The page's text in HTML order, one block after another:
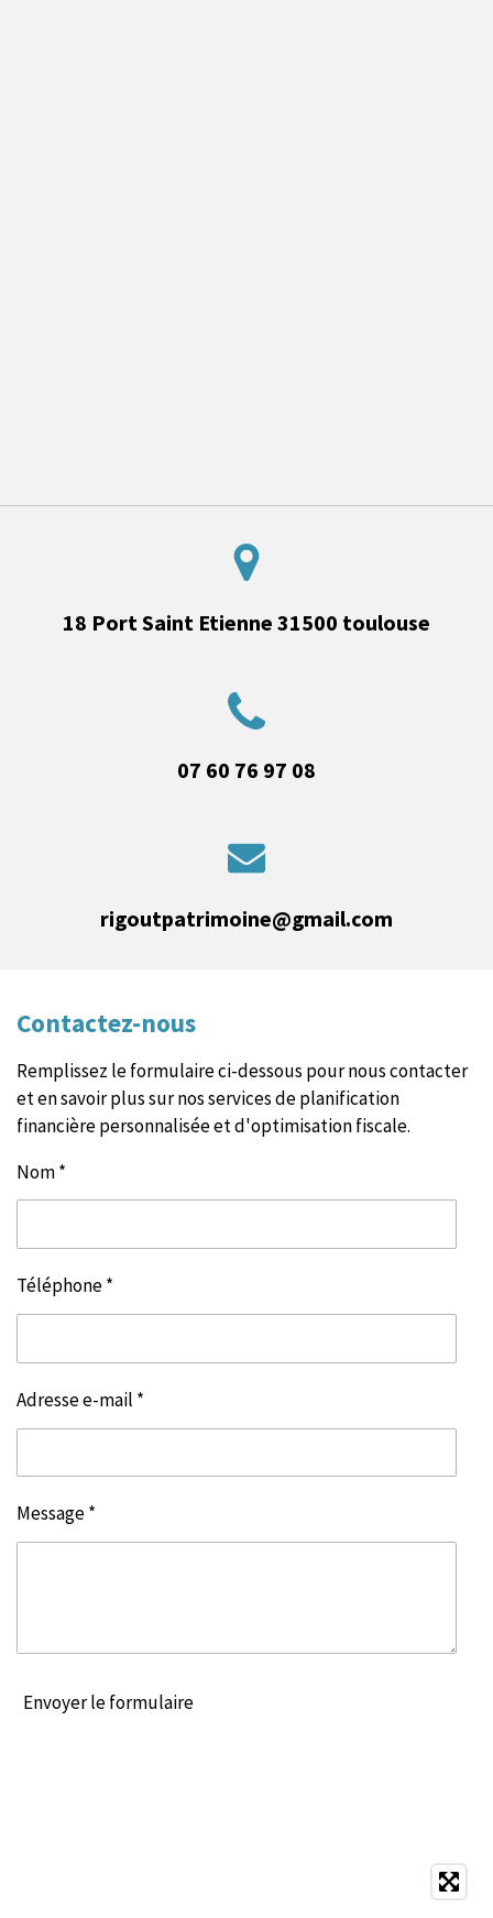
18 Port Saint Etienne 31500 toulouse
07 60 76 97 08
rigoutpatrimoine@gmail.com
Contactez-nous
Remplissez le formulaire ci-dessous pour nous contacter
et en savoir plus sur nos services de planification
financière personnalisée et d'optimisation fiscale.
Nom *
Téléphone *
Adresse e-mail *
Message *
Envoyer le formulaire